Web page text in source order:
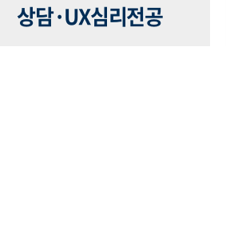
상담·UX심리전공